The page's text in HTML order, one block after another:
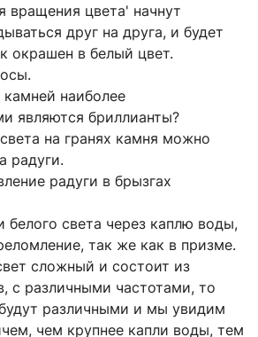
цвета' начнут
друг на друга, и будет
окрашен в белый цвет.
наиболее
являются бриллианты?
на гранях камня можно
радуги.
радуги в брызгах
света через каплю воды,
так же как в призме.
сложный и состоит из
с различными частотами, то
различными и мы увидим
чем крупнее капли воды, тем